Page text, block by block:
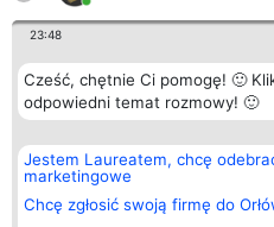
23:48
Cześć, chętnie Ci pomogę! 🙂
odpowiedni temat rozmowy! 🙂
Jestem Laureatem, chcę
marketingowe
Chcę zgłosić swoją firmę do
Organizator plebiscytu
Bright Side Solutions sp. z o.
o. sp. k.
ul. Ruska 22
Wrocław 50-079
Laureaci